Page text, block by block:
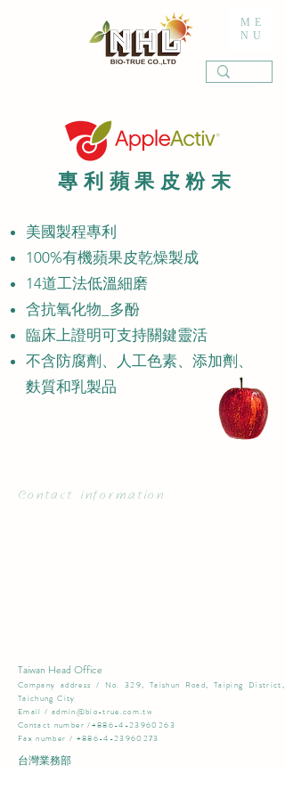
ME
NU
專利蘋果皮粉末
美國製程專利
100%有機蘋果皮乾燥製成
14道工法低溫細磨
含抗氧化物_多酚
臨床上證明可支持關鍵靈活
不含防腐劑、人工色素、添加劑、
麩質和乳製品
Contact information
Taiwan Head Office
​Company address / No. 329, Taishun Road, Taiping District,
Taichung City​
Email / admin@bio-true.com.tw
Contact number /+886-4-23960263
Fax number / +886-4-23960273
台灣業務部